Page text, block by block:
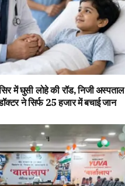
में घुसी लोहे की रॉड, निजी
ने सिर्फ 25 हजार में बचाई जान